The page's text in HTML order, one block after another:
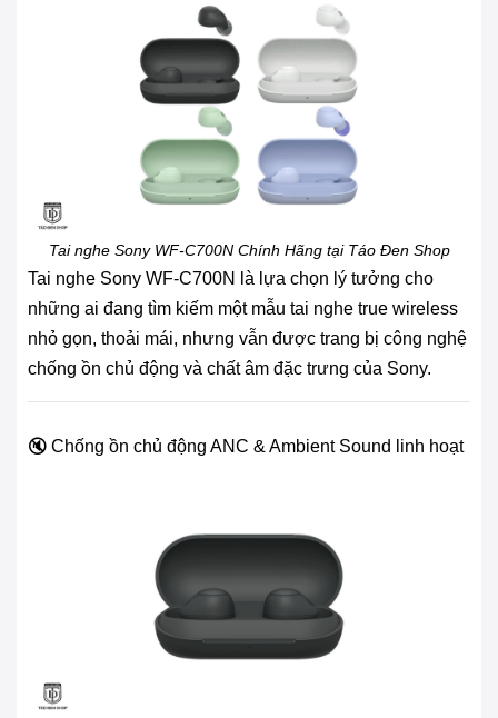
Tai nghe Sony WF-C700N Chính Hãng tại Táo Đen Shop
Tai nghe Sony WF-C700N là lựa chọn lý tưởng cho
những ai đang tìm kiếm một mẫu tai nghe true wireless
nhỏ gọn, thoải mái, nhưng vẫn được trang bị công nghệ
chống ồn chủ động và chất âm đặc trưng của Sony.
🔇 Chống ồn chủ động ANC & Ambient Sound linh hoạt